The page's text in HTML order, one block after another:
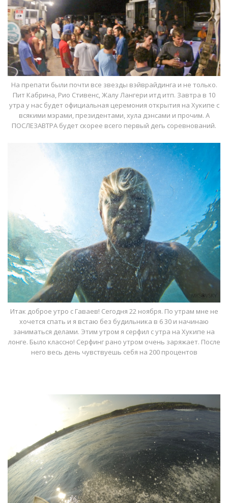
На препати были почти все звезды вэйврайдинга и не только.
Пит Кабрина, Рио Стивенс, Жалу Лангери итд итп. Завтра в 10
утра у нас будет официальная церемония открытия на Хукипе с
всякими мэрами, президентами, хула дэнсами и прочим. А
ПОСЛЕЗАВТРА будет скорее всего первый дегь соревнований.
Итак доброе утро с Гаваев! Сегодня 22 ноября. По утрам мне не
хочется спать и я встаю без будильника в 6 30 и начинаю
заниматься делами. Этим утром я серфил с утра на Хукипе на
лонге. Было классно! Серфинг рано утром очень заряжает. После
него весь день чувствуешь себя на 200 процентов